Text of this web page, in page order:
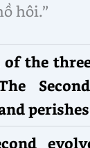
hôi.”
the